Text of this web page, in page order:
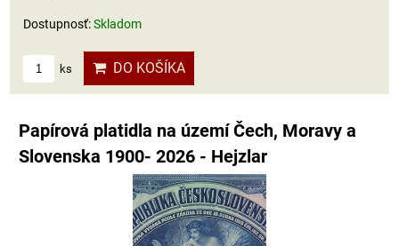
Dostupnosť:Skladom
ks DO KOŠÍKA
Papírová platidla na území Čech, Moravy a
Slovenska 1900- 2026 - Hejzlar